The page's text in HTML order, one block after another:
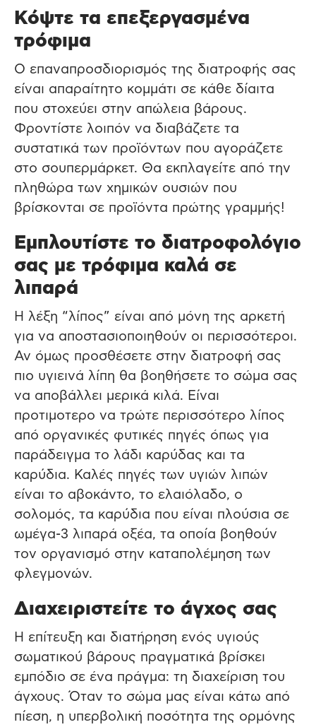
Κόψτε τα επεξεργασμένα
τρόφιμα
Ο επαναπροσδιορισμός της διατροφής σας
είναι απαραίτητο κομμάτι σε κάθε δίαιτα
που στοχεύει στην απώλεια βάρους.
Φροντίστε λοιπόν να διαβάζετε τα
συστατικά των προϊόντων που αγοράζετε
στο σουπερμάρκετ. Θα εκπλαγείτε από την
πληθώρα των χημικών ουσιών που
βρίσκονται σε προϊόντα πρώτης γραμμής!
Εμπλουτίστε το διατροφολόγιο
σας με τρόφιμα καλά σε
λιπαρά
Η λέξη “λίπος” είναι από μόνη της αρκετή
για να αποστασιοποιηθούν οι περισσότεροι.
Αν όμως προσθέσετε στην διατροφή σας
πιο υγιεινά λίπη θα βοηθήσετε το σώμα σας
να αποβάλλει μερικά κιλά. Είναι
προτιμοτερο να τρώτε περισσότερο λίπος
από οργανικές φυτικές πηγές όπως για
παράδειγμα το λάδι καρύδας και τα
καρύδια. Καλές πηγές των υγιών λιπών
είναι το αβοκάντο, το ελαιόλαδο, ο
σολομός, τα καρύδια που είναι πλούσια σε
ωμέγα-3 λιπαρά οξέα, τα οποία βοηθούν
τον οργανισμό στην καταπολέμηση των
φλεγμονών.
Διαχειριστείτε το άγχος σας
Η επίτευξη και διατήρηση ενός υγιούς
σωματικού βάρους πραγματικά βρίσκει
εμπόδιο σε ένα πράγμα: τη διαχείριση του
άγχους. Όταν το σώμα μας είναι κάτω από
πίεση, η υπερβολική ποσότητα της ορμόνης